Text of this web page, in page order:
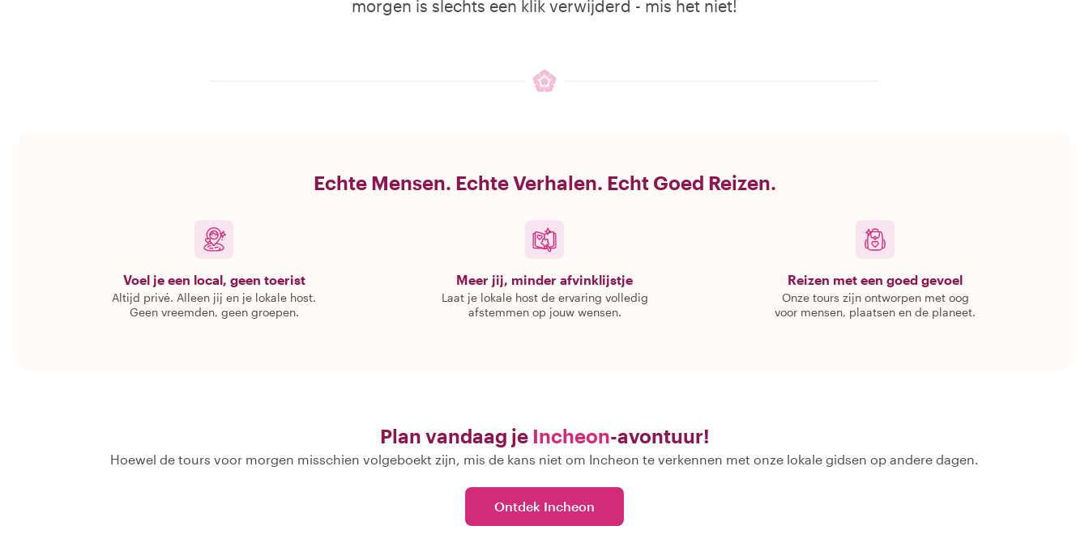
morgen is slechts een klik verwijderd - mis het niet!
Echte Mensen. Echte Verhalen. Echt Goed Reizen.
Voel je een local, geen toerist
Altijd privé. Alleen jij en je lokale host.
Geen vreemden, geen groepen.
Meer jij, minder afvinklijstje
Laat je lokale host de ervaring volledig
afstemmen op jouw wensen.
Reizen met een goed gevoel
Onze tours zijn ontworpen met oog
voor mensen, plaatsen en de planeet.
Plan vandaag je Incheon-avontuur!
Hoewel de tours voor morgen misschien volgeboekt zijn, mis de kans niet om Incheon te verkennen met onze lokale gidsen op andere dagen.
Ontdek Incheon